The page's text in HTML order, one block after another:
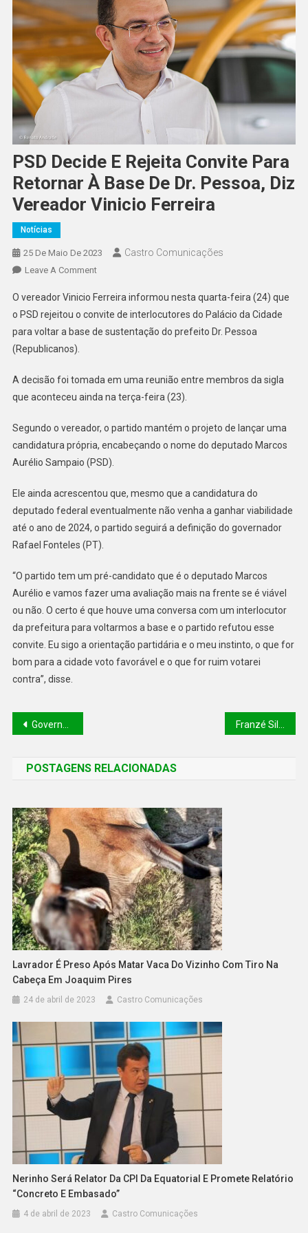
PSD Decide E Rejeita Convite Para
Retornar À Base De Dr. Pessoa, Diz
Vereador Vinicio Ferreira
Notícias
25 De Maio De 2023 Castro Comunicações
Leave A Comment
O vereador Vinicio Ferreira informou nesta quarta-feira (24) que
o PSD rejeitou o convite de interlocutores do Palácio da Cidade
para voltar a base de sustentação do prefeito Dr. Pessoa
(Republicanos).
A decisão foi tomada em uma reunião entre membros da sigla
que aconteceu ainda na terça-feira (23).
Segundo o vereador, o partido mantém o projeto de lançar uma
candidatura própria, encabeçando o nome do deputado Marcos
Aurélio Sampaio (PSD).
Ele ainda acrescentou que, mesmo que a candidatura do
deputado federal eventualmente não venha a ganhar viabilidade
até o ano de 2024, o partido seguirá a definição do governador
Rafael Fonteles (PT).
“O partido tem um pré-candidato que é o deputado Marcos
Aurélio e vamos fazer uma avaliação mais na frente se é viável
ou não. O certo é que houve uma conversa com um interlocutor
da prefeitura para voltarmos a base e o partido refutou esse
convite. Eu sigo a orientação partidária e o meu instinto, o que for
bom para a cidade voto favorável e o que for ruim votarei
contra”, disse.
Governo Federal divulga canal para consumidores denunciarem preços abusivos nos combustíveis Franzé Silva e Wellington discutem repasse de fundos para apoio a Apaes
POSTAGENS RELACIONADAS
Lavrador É Preso Após Matar Vaca Do Vizinho Com Tiro Na
Cabeça Em Joaquim Pires
24 de abril de 2023 Castro Comunicações
Nerinho Será Relator Da CPI Da Equatorial E Promete Relatório
“concreto E Embasado”
4 de abril de 2023 Castro Comunicações